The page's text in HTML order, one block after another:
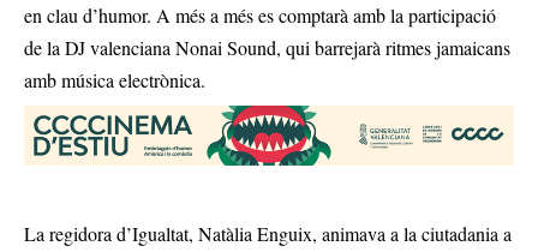
en clau d’humor. A més a més es comptarà amb la participació
de la DJ valenciana Nonai Sound, qui barrejarà ritmes jamaicans
amb música electrònica.
La regidora d’Igualtat, Natàlia Enguix, animava a la ciutadania a